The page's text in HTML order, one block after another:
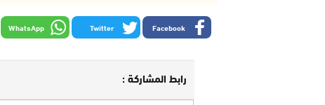
Facebook
Twitter
WhatsApp
رابط المشاركة :